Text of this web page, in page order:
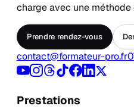
charge avec une méthode
Prendre rendez-vous
contact@formateur-pro.fr
Prestations